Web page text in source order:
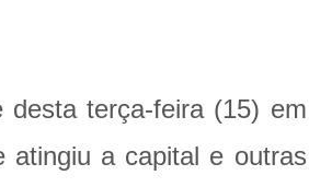
terça-feira (15) em
atingiu a capital e outras